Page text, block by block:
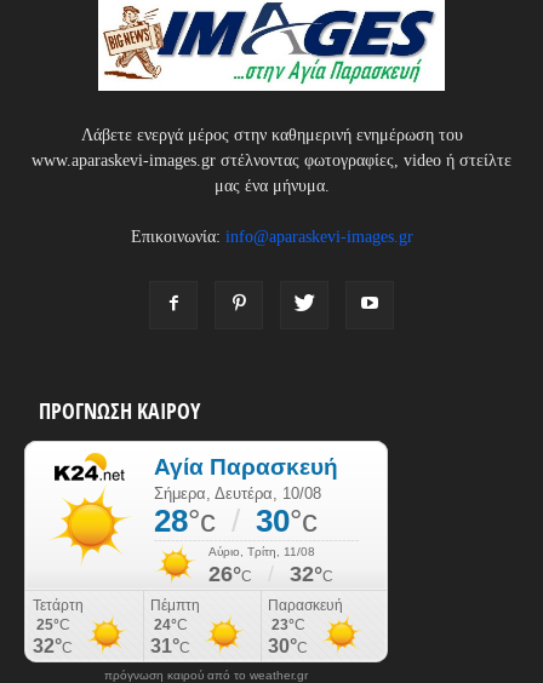
Λάβετε ενεργά μέρος στην καθημερινή ενημέρωση του
www.aparaskevi-images.gr στέλνοντας φωτογραφίες, video ή στείλτε
μας ένα μήνυμα.
Επικοινωνία: info@aparaskevi-images.gr
ΠΡΟΓΝΩΣΗ ΚΑΙΡΟΥ
πρόγνωση καιρού από το weather.gr